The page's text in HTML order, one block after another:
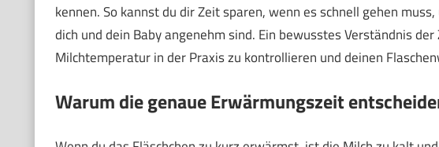
kennen. So kannst du dir Zeit sparen, wenn es schnell gehen
dich und dein Baby angenehm sind. Ein bewusstes Verständnis
Milchtemperatur in der Praxis zu kontrollieren und deinen
Warum die genaue Erwärmungszeit